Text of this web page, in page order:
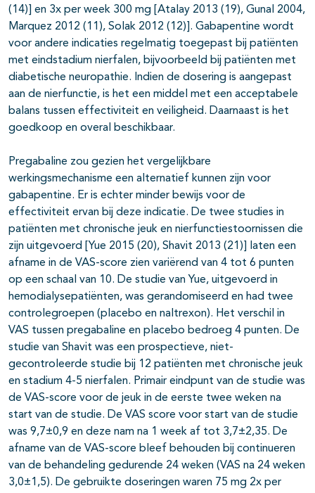
(14)] en 3x per week 300 mg [Atalay 2013 (19), Gunal 2004,
Marquez 2012 (11), Solak 2012 (12)]. Gabapentine wordt
voor andere indicaties regelmatig toegepast bij patiënten
met eindstadium nierfalen, bijvoorbeeld bij patiënten met
diabetische neuropathie. Indien de dosering is aangepast
aan de nierfunctie, is het een middel met een acceptabele
balans tussen effectiviteit en veiligheid. Daarnaast is het
goedkoop en overal beschikbaar.
Pregabaline zou gezien het vergelijkbare
werkingsmechanisme een alternatief kunnen zijn voor
gabapentine. Er is echter minder bewijs voor de
effectiviteit ervan bij deze indicatie. De twee studies in
patiënten met chronische jeuk en nierfunctiestoornissen die
zijn uitgevoerd [Yue 2015 (20), Shavit 2013 (21)] laten een
afname in de VAS-score zien variërend van 4 tot 6 punten
op een schaal van 10. De studie van Yue, uitgevoerd in
hemodialysepatiënten, was gerandomiseerd en had twee
controlegroepen (placebo en naltrexon). Het verschil in
VAS tussen pregabaline en placebo bedroeg 4 punten. De
studie van Shavit was een prospectieve, niet-
gecontroleerde studie bij 12 patiënten met chronische jeuk
en stadium 4-5 nierfalen. Primair eindpunt van de studie was
de VAS-score voor de jeuk in de eerste twee weken na
start van de studie. De VAS score voor start van de studie
was 9,7±0,9 en deze nam na 1 week af tot 3,7±2,35. De
afname van de VAS-score bleef behouden bij continueren
van de behandeling gedurende 24 weken (VAS na 24 weken
3,0±1,5). De gebruikte doseringen waren 75 mg 2x per